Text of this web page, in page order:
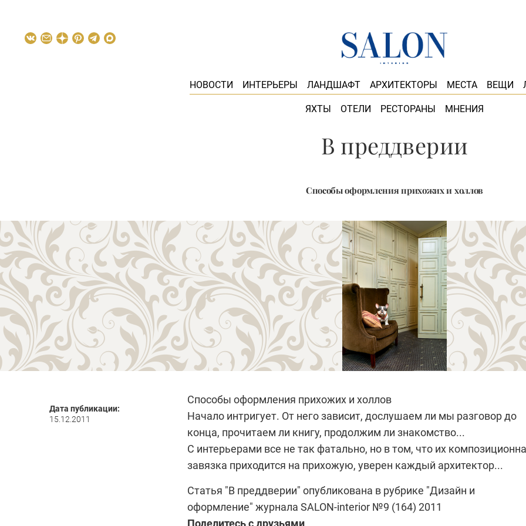
НОВОСТИ ИНТЕРЬЕРЫ ЛАНДШАФТ АРХИТЕКТОРЫ МЕСТА ВЕЩИ
ЯХТЫ ОТЕЛИ РЕСТОРАНЫ МНЕНИЯ
В преддверии
Способы оформления прихожих и холлов
Дата публикации:
15.12.2011
Способы оформления прихожих и холлов
Начало интригует. От него зависит, дослушаем ли мы разговор до
конца, прочитаем ли книгу, продолжим ли знакомство...
С интерьерами все не так фатально, но в том, что их
завязка приходится на прихожую, уверен каждый архитектор...
Статья "В преддверии" опубликована в рубрике "Дизайн и
оформление" журнала SALON-interior №9 (164) 2011
Поделитесь с друзьями